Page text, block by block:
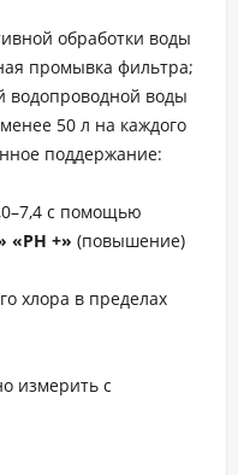
обработки воды
промывка фильтра;
водопроводной воды
50 л на каждого
поддержание:
с помощью
«PH +» (повышение)
хлора в пределах
измерить с